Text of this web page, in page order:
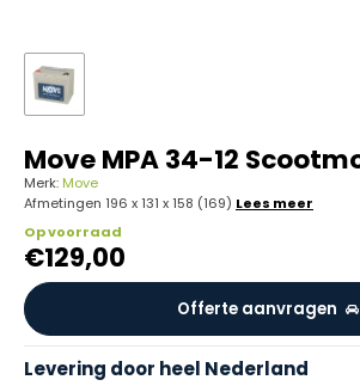
Move MPA 34-12
Merk: Move
Afmetingen 196 x 131 x 158 (169) Lees meer
Op voorraad
€129,00
Offerte aanvragen
Levering door heel Nederland